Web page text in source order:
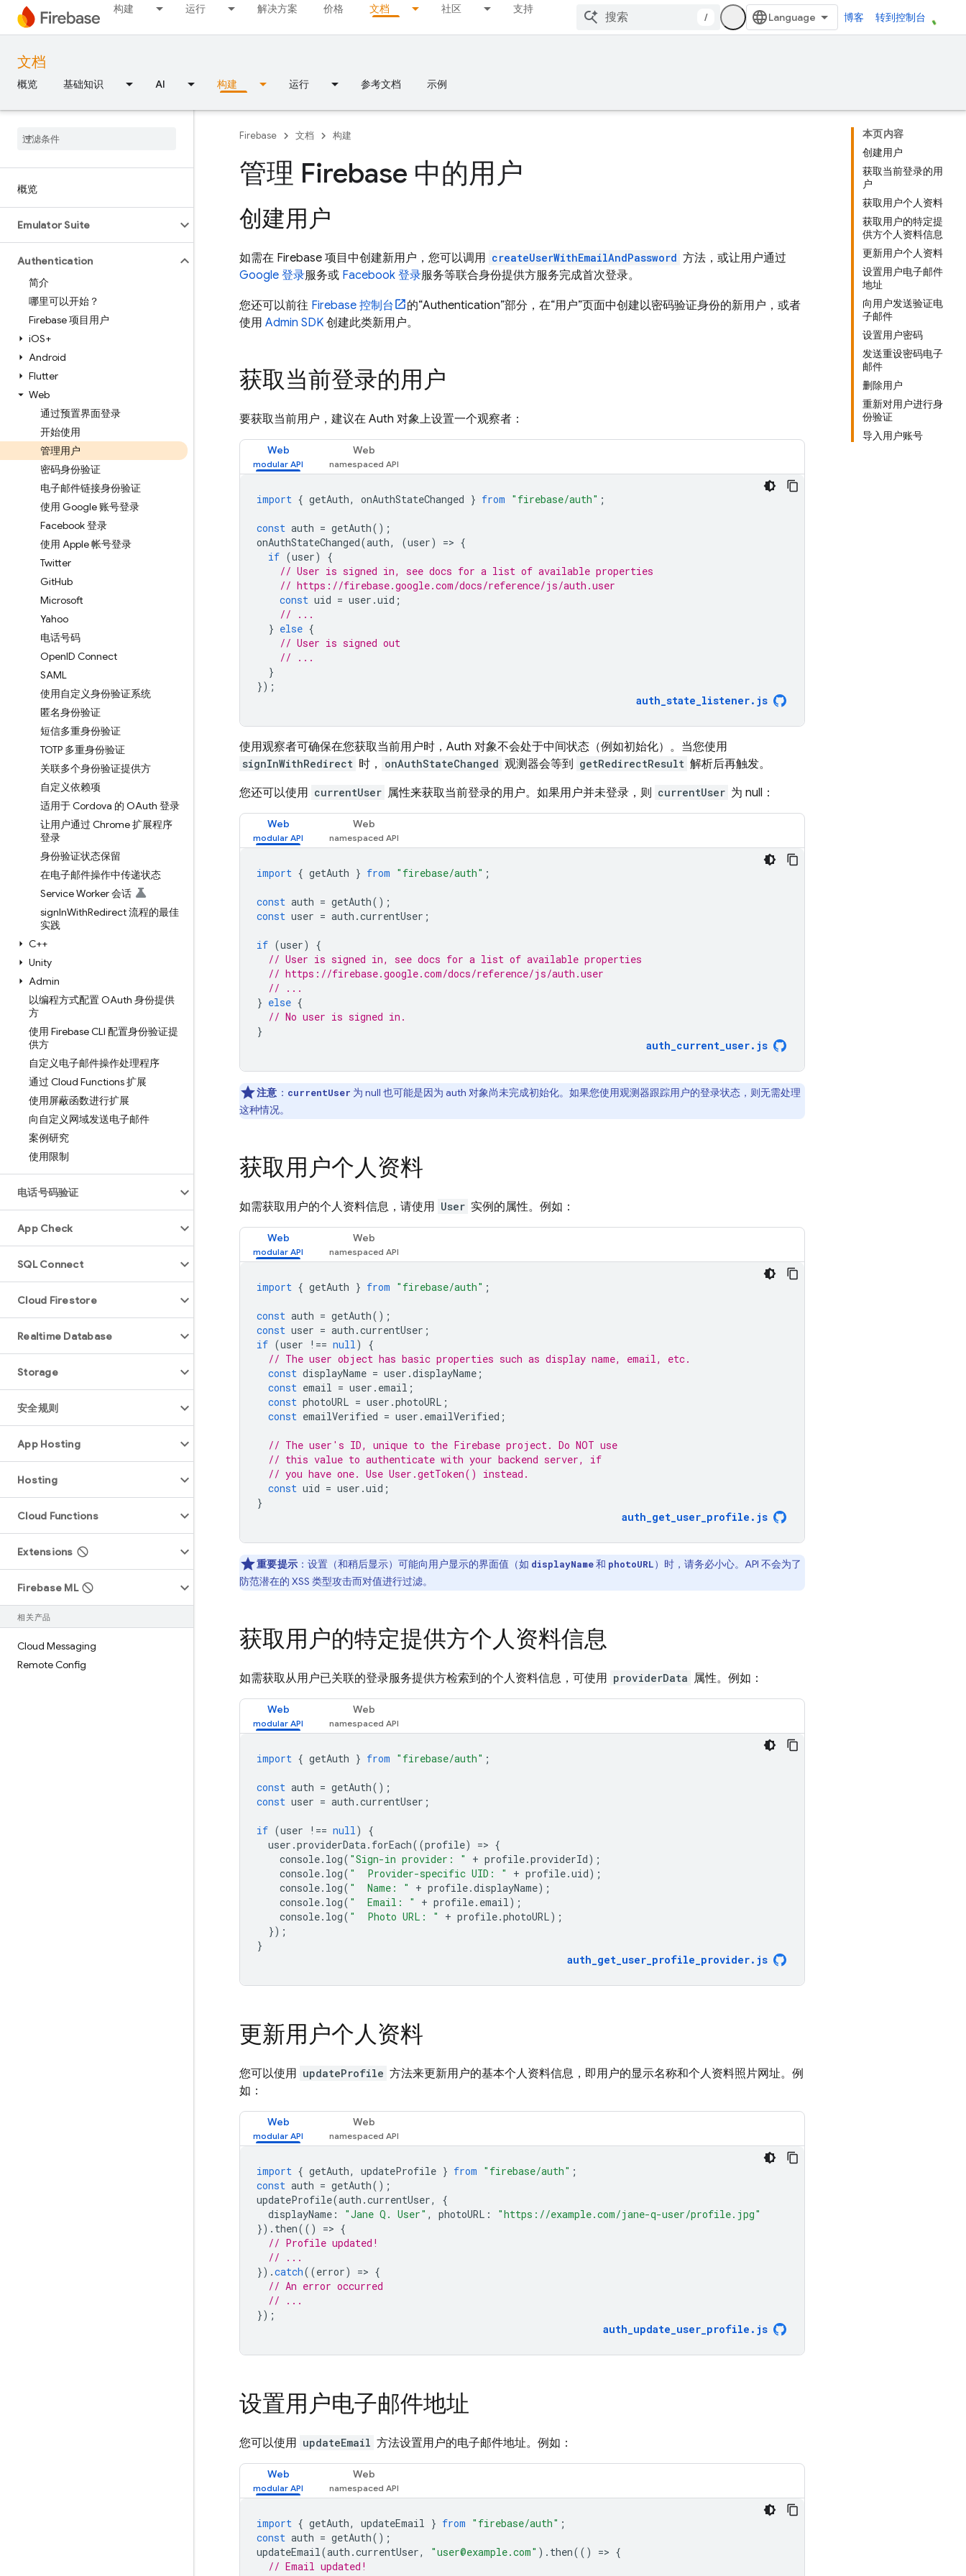
构建 运行 解决方案 价格 文档 社区 支持
/ 博客 转到控制台
文档
概览 基础知识 AI 构建 运行 参考文档 示例
概览
Emulator Suite
Authentication
简介
哪里可以开始？
Firebase 项目用户
iOS+
Android
Flutter
Web
通过预置界面登录
开始使用
管理用户
密码身份验证
电子邮件链接身份验证
使用 Google 账号登录
Facebook 登录
使用 Apple 帐号登录
Twitter
GitHub
Microsoft
Yahoo
电话号码
OpenID Connect
SAML
使用自定义身份验证系统
匿名身份验证
短信多重身份验证
TOTP 多重身份验证
关联多个身份验证提供方
自定义依赖项
适用于 Cordova 的 OAuth 登录
让用户通过 Chrome 扩展程序
登录
身份验证状态保留
在电子邮件操作中传递状态
Service Worker 会话
signInWithRedirect 流程的最佳
实践
C++
Unity
Admin
以编程方式配置 OAuth 身份提供
方
使用 Firebase CLI 配置身份验证提
供方
自定义电子邮件操作处理程序
通过 Cloud Functions 扩展
使用屏蔽函数进行扩展
向自定义网域发送电子邮件
案例研究
使用限制
电话号码验证
App Check
SQL Connect
Cloud Firestore
Realtime Database
Storage
安全规则
App Hosting
Hosting
Cloud Functions
Extensions
Firebase ML
相关产品
Cloud Messaging
Remote Config
本页内容
创建用户
获取当前登录的用
户
获取用户个人资料
获取用户的特定提
供方个人资料信息
更新用户个人资料
设置用户电子邮件
地址
向用户发送验证电
子邮件
设置用户密码
发送重设密码电子
邮件
删除用户
重新对用户进行身
份验证
导入用户账号
Firebase 文档 构建
管理 Firebase 中的用户
创建用户
如需在 Firebase 项目中创建新用户，您可以调用 createUserWithEmailAndPassword 方法，或让用户通过
Google 登录服务或 Facebook 登录服务等联合身份提供方服务完成首次登录。
您还可以前往 Firebase 控制台
的“Authentication”部分，在“用户”页面中创建以密码验证身份的新用户，或者
使用 Admin SDK 创建此类新用户。
获取当前登录的用户
要获取当前用户，建议在 Auth 对象上设置一个观察者：
Web Web
import { getAuth, onAuthStateChanged } from "firebase/auth" ;
const auth = getAuth();
onAuthStateChanged(auth, (user) => {
if (user)
{
// User is signed in, see docs for a list of available properties
// https://firebase.google.com/docs/reference/js/auth.user
const uid = user .uid ;
// ...
} else {
// User is signed out
// ...
}
});
auth_state_listener. js
使用观察者可确保在您获取当前用户时，Auth 对象不会处于中间状态（例如初始化）。当您使用
signInWithRedirect 时， onAuthStateChanged 观测器会等到 getRedirectResult 解析后再触发。
您还可以使用 currentUser 属性来获取当前登录的用户。如果用户并未登录，则 currentUser 为 null：
Web Web
import { getAuth } from "firebase/auth" ;
const auth = getAuth();
const user = auth .currentUser ;
if (user)
{
// User is signed in, see docs for a list of available properties
// https://firebase.google.com/docs/reference/js/auth.user
// ...
} else {
// No user is signed in.
}
auth_current_user. js
注意 ： currentUser 为 null 也可能是因为 auth 对象尚未完成初始化。如果您使用观测器跟踪用户的登录状态，则无需处理
这种情况。
获取用户个人资料
如需获取用户的个人资料信息，请使用 User 实例的属性。例如：
Web Web
import { getAuth } from "firebase/auth" ;
const auth = getAuth();
const user = auth .currentUser ;
if (user !== null)
{
// The user object has basic properties such as display name, email, etc.
const displayName = user .displayName ;
const email = user . email ;
const photoURL = user .photoURL ;
const emailVerified = user . emailVerified ;
// The user's ID, unique to the Firebase project. Do NOT use
// this value to authenticate with your backend server, if
// you have one. Use User.getToken() instead.
const uid = user .uid ;
}
auth_get_user_profile . js
重要提示 ：设置（和稍后显示）可能向用户显示的界面值（如 displayName和 photoURL）时，请务必小心。API 不会为了
防范潜在的 XSS 类型攻击而对值进行过滤。
获取用户的特定提供方个人资料信息
如需获取从用户已关联的登录服务提供方检索到的个人资料信息，可使用 providerData 属性。例如：
Web Web
import { getAuth } from "firebase/auth" ;
const auth = getAuth();
const user = auth .currentUser ;
if (user !== null)
{
user .providerData. forEach((profile) => {
console. log( "Sign-in provider: " + profile.providerId);
console. log( "  Provider-specific UID: " + profile.uid);
console. log( "  Name: " + profile.displayName);
console. log( "  Email: " + profile. email);
console. log( "  Photo URL: " + profile.photoURL);
});
}
auth_get_user_profile_provider. js
更新用户个人资料
您可以使用 updateProfile 方法来更新用户的基本个人资料信息，即用户的显示名称和个人资料照片网址。例
如：
Web Web
import { getAuth, updateProfile } from "firebase/auth" ;
const auth = getAuth();
updateProfile(auth .currentUser,
{
displayName : "Jane Q. User" , photoURL :
"https://example.com/jane-q-user/profile.jpg"
}). then(() => {
// Profile updated!
// ...
}).catch((error) => {
// An error occurred
// ...
});
auth_update_user_profile . js
设置用户电子邮件地址
您可以使用 updateEmail 方法设置用户的电子邮件地址。例如：
Web Web
import { getAuth, updateEmail } from "firebase/auth" ;
const auth = getAuth();
updateEmail(auth .currentUser, "user@example.com" ). then(() => {
// Email updated!